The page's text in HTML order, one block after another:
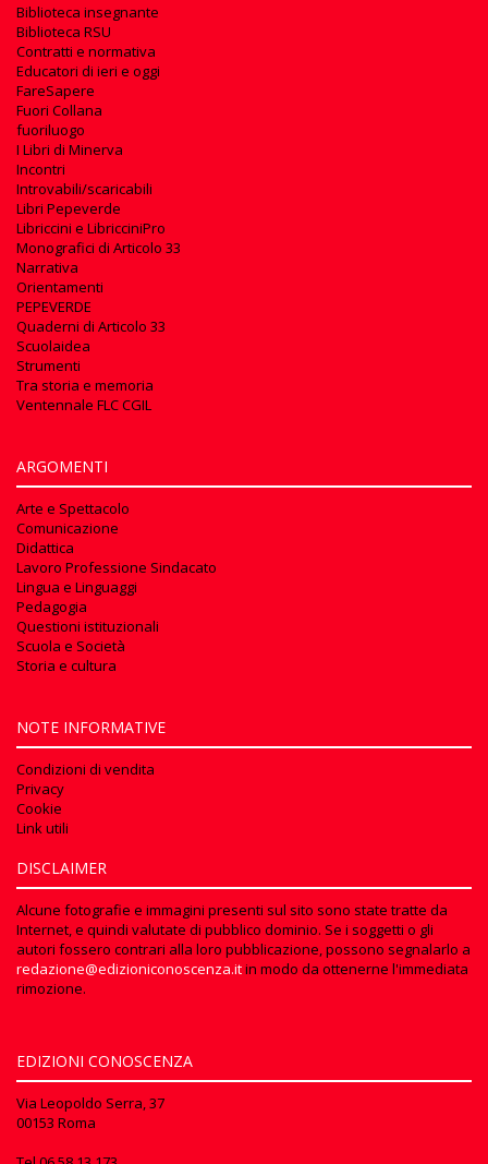
Biblioteca insegnante
Biblioteca RSU
Contratti e normativa
Educatori di ieri e oggi
FareSapere
Fuori Collana
fuoriluogo
I Libri di Minerva
Incontri
Introvabili/scaricabili
Libri Pepeverde
Libriccini e LibricciniPro
Monografici di Articolo 33
Narrativa
Orientamenti
PEPEVERDE
Quaderni di Articolo 33
Scuolaidea
Strumenti
Tra storia e memoria
Ventennale FLC CGIL
ARGOMENTI
Arte e Spettacolo
Comunicazione
Didattica
Lavoro Professione Sindacato
Lingua e Linguaggi
Pedagogia
Questioni istituzionali
Scuola e Società
Storia e cultura
NOTE INFORMATIVE
Condizioni di vendita
Privacy
Cookie
Link utili
DISCLAIMER
Alcune fotografie e immagini presenti sul sito sono state tratte da
Internet, e quindi valutate di pubblico dominio. Se i soggetti o gli
autori fossero contrari alla loro pubblicazione, possono segnalarlo a
redazione@edizioniconoscenza.itin modo da ottenerne l'immediata
rimozione.
EDIZIONI CONOSCENZA
Via Leopoldo Serra, 37
00153 Roma